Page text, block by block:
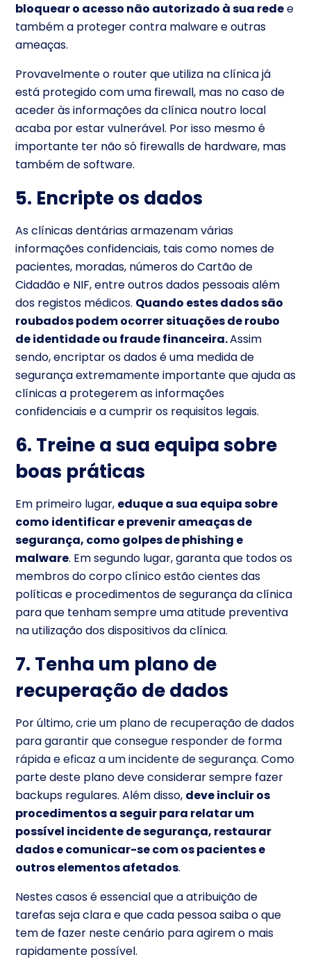
bloquear o acesso não autorizado à sua redee
também a proteger contra malware e outras
ameaças.
Provavelmente o router que utiliza na clínica já
está protegido com uma firewall, mas no caso de
aceder às informações da clínica noutro local
acaba por estar vulnerável. Por isso mesmo é
importante ter não só firewalls de hardware, mas
também de software.
5. Encripte os dados
As clínicas dentárias armazenam várias
informações confidenciais, tais como nomes de
pacientes, moradas, números do Cartão de
Cidadão e NIF, entre outros dados pessoais além
dos registos médicos. Quando estes dados são
roubados podem ocorrer situações de roubo
de identidade ou fraude financeira.Assim
sendo, encriptar os dados é uma medida de
segurança extremamente importante que ajuda as
clínicas a protegerem as informações
confidenciais e a cumprir os requisitos legais.
6. Treine a sua equipa sobre
boas práticas
Em primeiro lugar, eduque a sua equipa sobre
como identificar e prevenir ameaças de
segurança, como golpes de phishing e
malware. Em segundo lugar, garanta que todos os
membros do corpo clínico estão cientes das
políticas e procedimentos de segurança da clínica
para que tenham sempre uma atitude preventiva
na utilização dos dispositivos da clínica.
7. Tenha um plano de
recuperação de dados
Por último,crie um plano de recuperação de dados
para garantir que consegue responder de forma
rápida e eficaz a um incidente de segurança. Como
parte deste plano deve considerar sempre fazer
backups regulares. Além disso, deve incluir os
procedimentos a seguir para relatar um
possível incidente de segurança, restaurar
dados e comunicar-se com os pacientes e
outros elementos afetados.
Nestes casos é essencial que a atribuição de
tarefas seja clara e que cada pessoa saiba o que
tem de fazer neste cenário para agirem o mais
rapidamente possível.